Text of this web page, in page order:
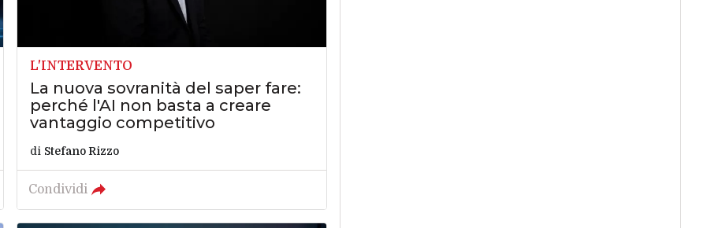
L'INTERVENTO
La nuova sovranità del saper fare:
perché l'AI non basta a creare
vantaggio competitivo
di Stefano Rizzo
Condividi